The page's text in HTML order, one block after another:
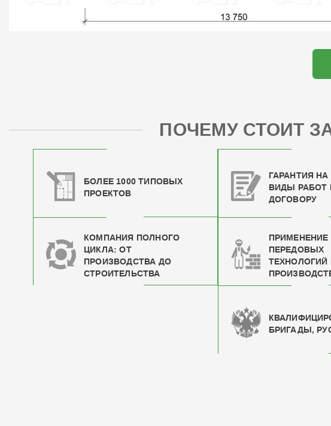
ПОЧЕМУ СТОИТ
БОЛЕЕ 1000 ТИПОВЫХ
ПРОЕКТОВ
ГАРАНТИЯ НА
ВИДЫ РАБОТ
ДОГОВОРУ
КОМПАНИЯ ПОЛНОГО
ЦИКЛА: ОТ
ПРОИЗВОДСТВА ДО
СТРОИТЕЛЬСТВА
ПЕРЕДОВЫХ
ТЕХНОЛОГИЙ
БРИГАДЫ,